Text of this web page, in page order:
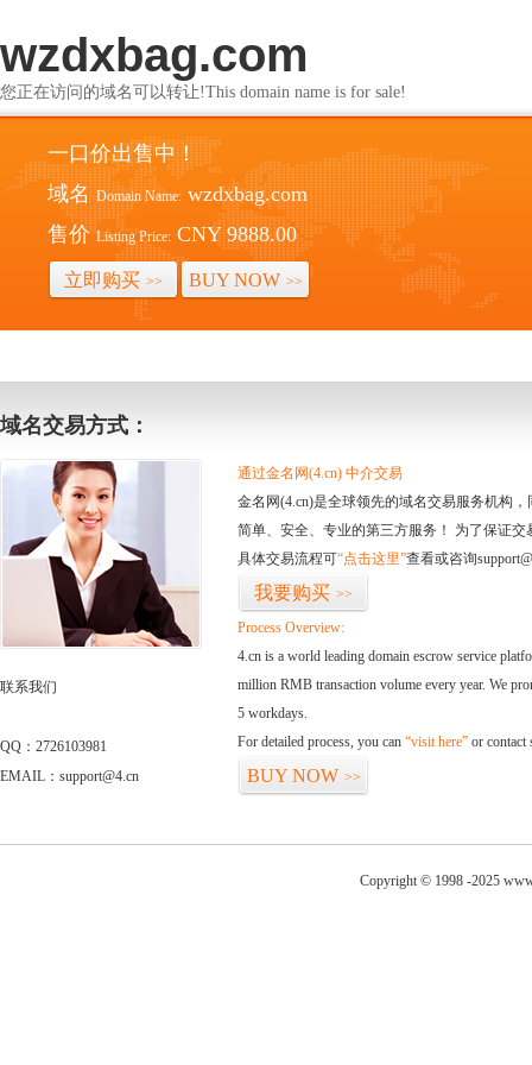
wzdxbag.com
您正在访问的域名可以转让!This domain name is for sale!
一口价出售中！
域名 Domain Name: wzdxbag.com
售价 Listing Price: CNY 9888.00
立即购买 >> BUY NOW >>
域名交易方式：
联系我们
QQ：2726103981
EMAIL：support@4.cn
通过金名网(4.cn) 中介交易
金名网(4.cn)是全球领先的域名交易服务机构
简单、安全、专业的第三方服务！ 为了保证
具体交易流程可“点击这里”查看或咨询
我要购买 >>
Process Overview:
4.cn is a world leading domain escrow service
million RMB transaction volume every year. We
5 workdays.
For detailed process, you can “visit here” or contact
BUY NOW >>
Copyright © 1998 -2025